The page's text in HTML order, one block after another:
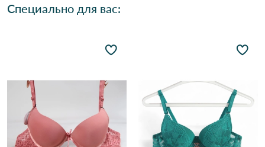
Специально для вас: